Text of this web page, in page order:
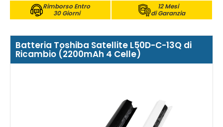
Rimborso Entro
30 Giorni
12 Mesi
di Garanzia
Batteria Toshiba Satellite L50D-C-13Q di
Ricambio (2200mAh 4 Celle)